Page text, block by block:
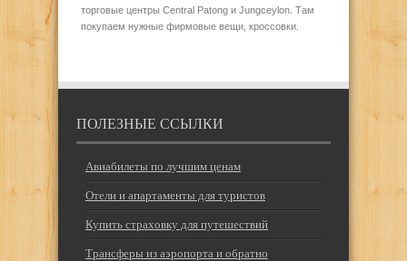
торговые центры Central Patong и Jungceylon. Там
покупаем нужные фирмовые вещи, кроссовки.
ПОЛЕЗНЫЕ ССЫЛКИ
Авиабилеты по лучшим ценам
Отели и апартаменты для туристов
Купить страховку для путешествий
Трансферы из аэропорта и обратно